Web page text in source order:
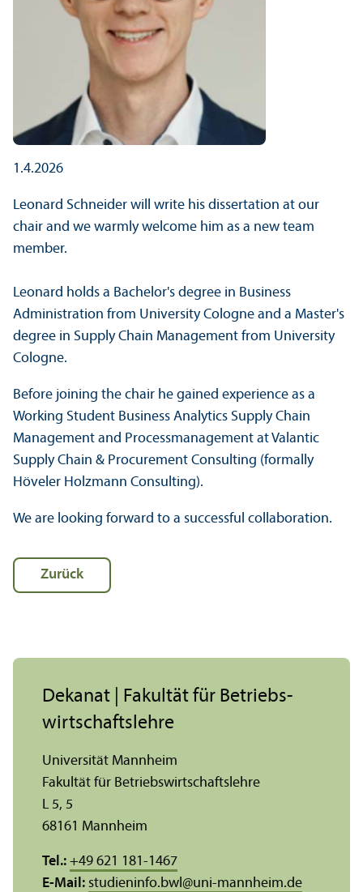
1.4.2026
Leonard Schneider will write his dissertation at our
chair and we warmly welcome him as a new team
member.
Leonard holds a Bachelor's degree in Business
Administration from University Cologne and a Master's
degree in Supply Chain Management from University
Cologne.
Before joining the chair he gained experience as a
Working Student Business Analytics Supply Chain
Management and Process­management at Valantic
Supply Chain & Procurement Consulting (formally
Höveler Holzmann Consulting).
We are looking forward to a successful collaboration.
Zurück
Dekanat | Fakultät für Betriebs­
wirtschafts­lehre
Universität Mannheim
Fakultät für Betriebs­wirtschafts­lehre
L 5, 5
68161 Mannheim
Tel.: +49 621 181-1467
E-Mail: studieninfo.bwl @uni-mannheim.de